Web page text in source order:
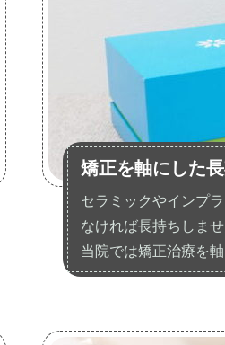
矯正を軸にした
セラミックやインプ
なければ長持ちしま
当院では矯正治療を
ます。